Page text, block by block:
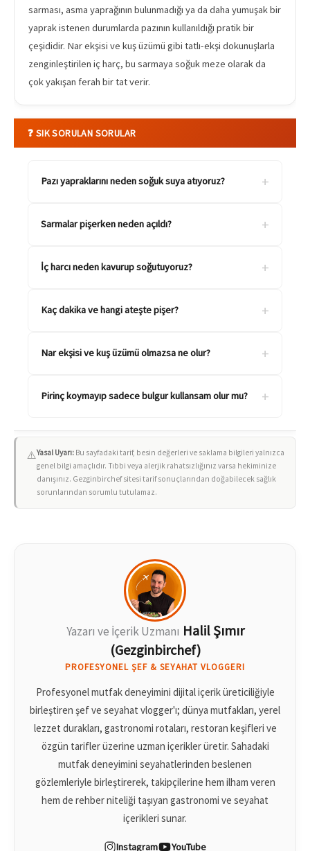
sarması, asma yaprağının bulunmadığı ya da daha yumuşak bir
yaprak istenen durumlarda pazının kullanıldığı pratik bir
çeşididir. Nar ekşisi ve kuş üzümü gibi tatlı-ekşi dokunuşlarla
zenginleştirilen iç harç, bu sarmaya soğuk meze olarak da
çok yakışan ferah bir tat verir.
❓ SIK SORULAN SORULAR
Pazı yapraklarını neden soğuk suya atıyoruz? +
Sarmalar pişerken neden açıldı? +
İç harcı neden kavurup soğutuyoruz? +
Kaç dakika ve hangi ateşte pişer? +
Nar ekşisi ve kuş üzümü olmazsa ne olur? +
Pirinç koymayıp sadece bulgur kullansam olur mu? +
⚠️Yasal Uyarı: Bu sayfadaki tarif, besin değerleri ve saklama bilgileri yalnızca
genel bilgi amaçlıdır. Tıbbi veya alerjik rahatsızlığınız varsa hekiminize
danışınız. Gezginbirchef sitesi tarif sonuçlarından doğabilecek sağlık
sorunlarından sorumlu tutulamaz.
Yazarı ve İçerik Uzmanı Halil Şımır
(Gezginbirchef)
PROFESYONEL ŞEF & SEYAHAT VLOGGERI
Profesyonel mutfak deneyimini dijital içerik üreticiliğiyle
birleştiren şef ve seyahat vlogger'ı; dünya mutfakları, yerel
lezzet durakları, gastronomi rotaları, restoran keşifleri ve
özgün tarifler üzerine uzman içerikler üretir. Sahadaki
mutfak deneyimini seyahatlerinden beslenen
gözlemleriyle birleştirerek, takipçilerine hem ilham veren
hem de rehber niteliği taşıyan gastronomi ve seyahat
içerikleri sunar.
Instagram YouTube